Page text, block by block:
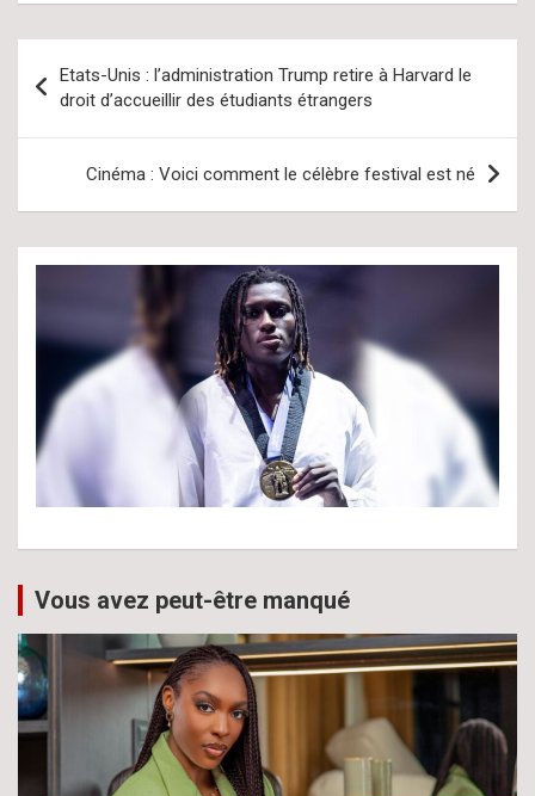
de
l’article
Etats-Unis : l’administration Trump retire à Harvard le
droit d’accueillir des étudiants étrangers
Cinéma : Voici comment le célèbre festival est né
Vous avez peut-être manqué